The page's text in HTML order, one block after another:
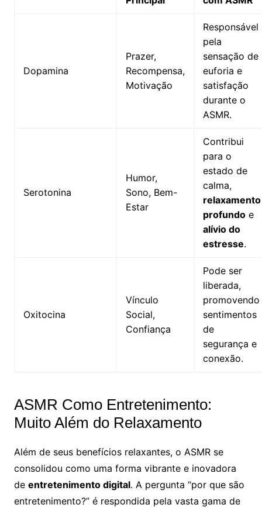
Dopamina
Prazer,
Recompensa,
Motivação
Responsável
pela
sensação de
euforia e
satisfação
durante o
ASMR.
Serotonina
Humor,
Sono, Bem-
Estar
Contribui
para o
estado de
calma,
relaxamento
profundoe
alívio do
estresse.
Oxitocina
Vínculo
Social,
Confiança
Pode ser
liberada,
promovendo
sentimentos
de
segurança e
conexão.
ASMR Como Entretenimento:
Muito Além do Relaxamento
Além de seus benefícios relaxantes, o ASMR se
consolidou como uma forma vibrante e inovadora
de entretenimento digital. A pergunta “por que são
entretenimento?” é respondida pela vasta gama de